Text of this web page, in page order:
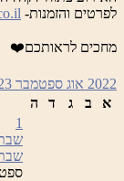
לפרטים והזמנות-
מחכים לראותכם❤️
2022 אוג ספטמבר 2023
א
ב ג ד ה
1
ספט 1 @ 10:00 –